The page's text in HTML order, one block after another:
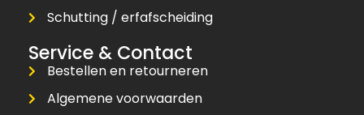
Schutting / erfafscheiding
Service & Contact
Bestellen en retourneren
Algemene voorwaarden